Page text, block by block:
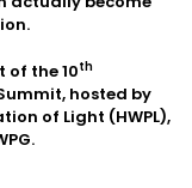
of the 10th
hosted by
of Light (HWPL),